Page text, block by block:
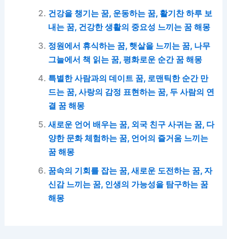
건강을 챙기는 꿈, 운동하는 꿈, 활기찬 하루 보
내는 꿈, 건강한 생활의 중요성 느끼는 꿈 해몽
정원에서 휴식하는 꿈, 햇살을 느끼는 꿈, 나무
그늘에서 책 읽는 꿈, 평화로운 순간 꿈 해몽
특별한 사람과의 데이트 꿈, 로맨틱한 순간 만
드는 꿈, 사랑의 감정 표현하는 꿈, 두 사람의 연
결 꿈 해몽
새로운 언어 배우는 꿈, 외국 친구 사귀는 꿈, 다
양한 문화 체험하는 꿈, 언어의 즐거움 느끼는
꿈 해몽
꿈속의 기회를 잡는 꿈, 새로운 도전하는 꿈, 자
신감 느끼는 꿈, 인생의 가능성을 탐구하는 꿈
해몽